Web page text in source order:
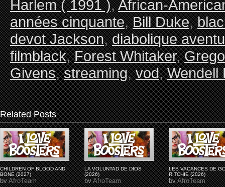
Harlem ( 1991 ),African-
années cinquante,Bill Duke,
devot Jackson,diabolique
filmblack,Forest Whitaker,
Givens,streaming,vod,Wendell
Related Posts
CHILDREN OF BLOOD AND
BONE (2027)
byAfroTeam
LA VOLUNTAD DE DIOS
(2026)
byAfroTeam
LES VACANCES DE
RITCHIE (2026)
byAfroTeam